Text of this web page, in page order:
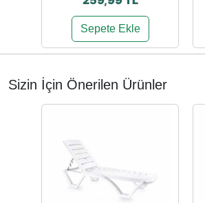
Sepete Ekle
Sizin İçin Önerilen Ürünler